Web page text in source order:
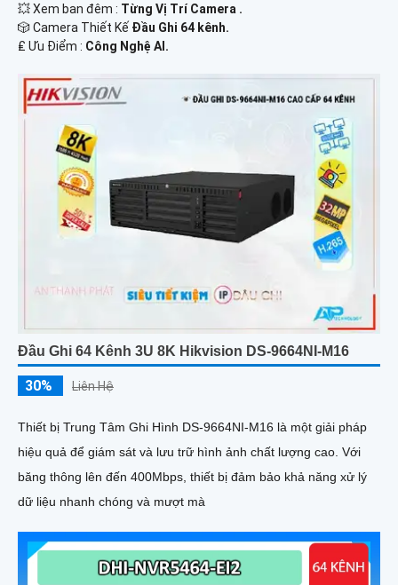
💥 Xem ban đêm : Từng Vị Trí Camera .
🎲 Camera Thiết Kế Đầu Ghi 64 kênh.
️₤ Ưu Điểm : Công Nghệ AI.
Đầu Ghi 64 Kênh 3U 8K Hikvision DS-9664NI-M16
30% Liên Hệ
Thiết bị Trung Tâm Ghi Hình DS-9664NI-M16 là một giải pháp
hiệu quả để giám sát và lưu trữ hình ảnh chất lượng cao. Với
băng thông lên đến 400Mbps, thiết bị đảm bảo khả năng xử lý
dữ liệu nhanh chóng và mượt mà